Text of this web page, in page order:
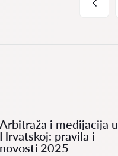
Arbitraža i medijacija u
Hrvatskoj: pravila i
novosti 2025